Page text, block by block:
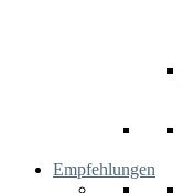
Empfehlungen